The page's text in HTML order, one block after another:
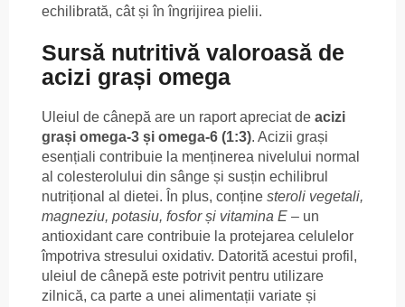
echilibrată, cât și în îngrijirea pielii.
Sursă nutritivă valoroasă de
acizi grași omega
Uleiul de cânepă are un raport apreciat de acizi
grași omega-3 și omega-6 (1:3). Acizii grași
esențiali contribuie la menținerea nivelului normal
al colesterolului din sânge și susțin echilibrul
nutrițional al dietei. În plus, conține steroli vegetali,
magneziu, potasiu, fosfor și vitamina E – un
antioxidant care contribuie la protejarea celulelor
împotriva stresului oxidativ. Datorită acestui profil,
uleiul de cânepă este potrivit pentru utilizare
zilnică, ca parte a unei alimentații variate și